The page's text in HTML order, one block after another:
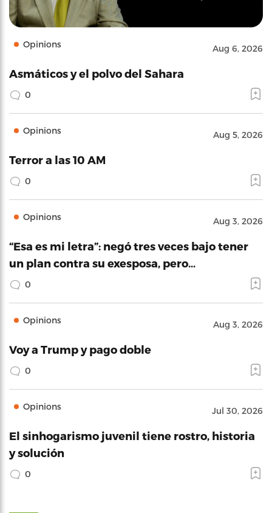
Opinions Aug 6, 2026
Asmáticos y el polvo del Sahara
0
Opinions Aug 5, 2026
Terror a las 10 AM
0
Opinions Aug 3, 2026
“Esa es mi letra”: negó tres veces bajo tener
un plan contra su exesposa, pero…
0
Opinions Aug 3, 2026
Voy a Trump y pago doble
0
Opinions Jul 30, 2026
El sinhogarismo juvenil tiene rostro, historia
y solución
0